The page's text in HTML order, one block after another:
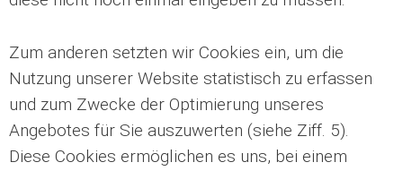
Zum anderen setzten wir Cookies ein, um die
Nutzung unserer Website statistisch zu erfassen
und zum Zwecke der Optimierung unseres
Angebotes für Sie auszuwerten (siehe Ziff. 5).
Diese Cookies ermöglichen es uns, bei einem